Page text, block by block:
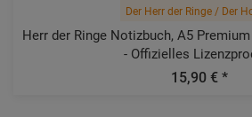
Der Herr der Ringe / Der
Herr der Ringe Notizbuch, A5
- Offizielles
15,90 € *